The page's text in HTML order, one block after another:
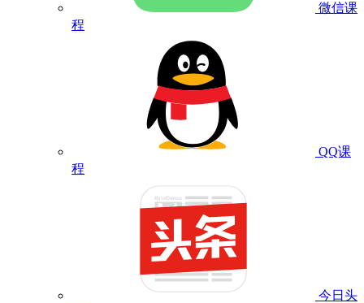
微信课
程
QQ课
程
今日头